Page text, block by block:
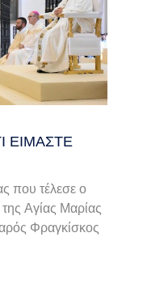
ΕΊΜΑΣΤΕ
που τέλεσε ο
Αγίας Μαρίας
Φραγκίσκος